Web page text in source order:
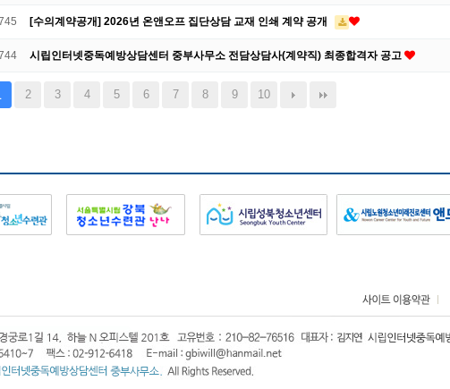
[수의계약공개] 2026년 온앤오프 집단상담 교재 인쇄 계약 공개
시립인터넷중독예방상담센터 중부사무소 전담상담사(계약직) 최종합격자 공고
2 3 4 5 6 7 8 9 10